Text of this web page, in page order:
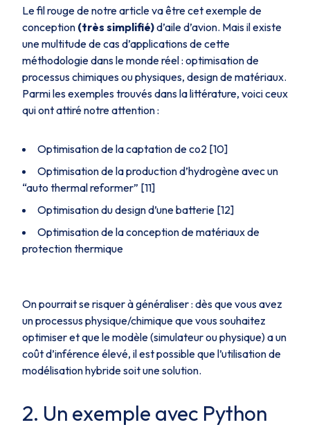
Le fil rouge de notre article va être cet exemple de
conception (très simplifié)d’aile d’avion. Mais il existe
une multitude de cas d’applications de cette
méthodologie dans le monde réel : optimisation de
processus chimiques ou physiques, design de matériaux.
Parmi les exemples trouvés dans la littérature, voici ceux
qui ont attiré notre attention :
Optimisation de la captation de co2 [10]
Optimisation de la production d’hydrogène avec un
“auto thermal reformer” [11]
Optimisation du design d’une batterie [12]
Optimisation de la conception de matériaux de
protection thermique
On pourrait se risquer à généraliser : dès que vous avez
un processus physique/chimique que vous souhaitez
optimiser et que le modèle (simulateur ou physique) a un
coût d’inférence élevé, il est possible que l’utilisation de
modélisation hybride soit une solution.
2. Un exemple avec Python